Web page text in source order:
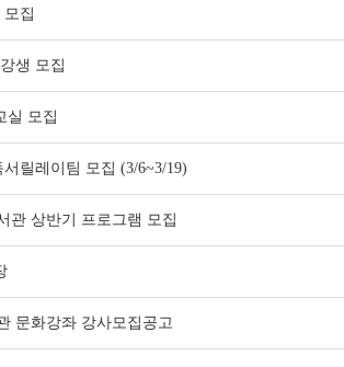
모집
생 모집
실 모집
서릴레이팀 모집 (3/6~3/19)
관 상반기 프로그램 모집
문화강좌 강사모집공고